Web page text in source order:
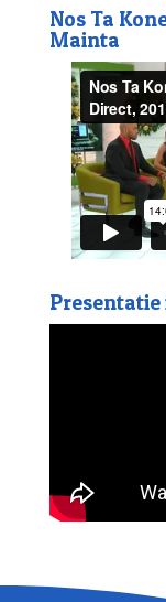
Nos Ta
Mainta
Presentatie